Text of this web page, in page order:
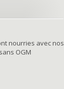
nourries avec nos
OGM